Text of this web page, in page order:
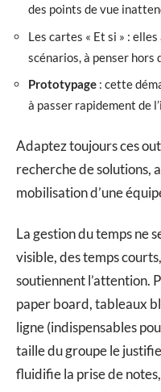
des points de vue
Les cartes « Et si » :
scénarios, à penser hors
Prototypage : cette
à passer rapidement de
Adaptez toujours ces
recherche de solutions,
mobilisation d’une
La gestion du temps ne
visible, des temps
soutiennent l’attention.
paper board, tableaux
ligne (indispensables
taille du groupe le
fluidifie la prise de